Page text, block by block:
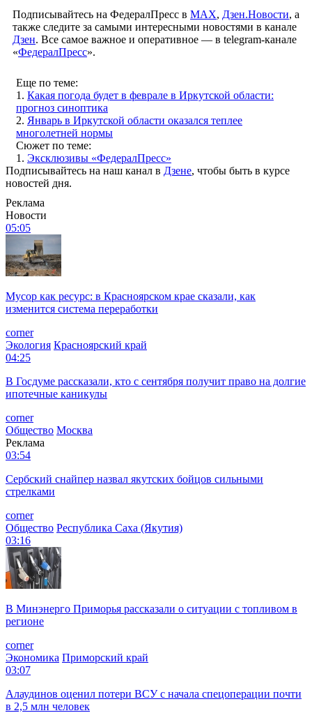
Подписывайтесь на ФедералПресс в МАХ, Дзен.Новости, а
также следите за самыми интересными новостями в канале
Дзен. Все самое важное и оперативное — в telegram-канале
«ФедералПресс».
Еще по теме:
1. Какая погода будет в феврале в Иркутской области:
прогноз синоптика
2. Январь в Иркутской области оказался теплее
многолетней нормы
Сюжет по теме:
1. Эксклюзивы «ФедералПресс»
Подписывайтесь на наш канал в Дзене, чтобы быть в курсе
новостей дня.
Реклама
Новости
05:05
Мусор как ресурс: в Красноярском крае сказали, как
изменится система переработки
corner
Экология Красноярский край
04:25
В Госдуме рассказали, кто с сентября получит право на долгие
ипотечные каникулы
corner
Общество Москва
Реклама
03:54
Сербский снайпер назвал якутских бойцов сильными
стрелками
corner
Общество Республика Саха (Якутия)
03:16
В Минэнерго Приморья рассказали о ситуации с топливом в
регионе
corner
Экономика Приморский край
03:07
Алаудинов оценил потери ВСУ с начала спецоперации почти
в 2,5 млн человек